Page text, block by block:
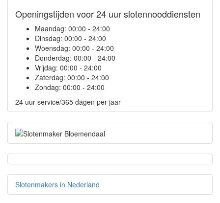
Openingstijden voor 24 uur slotennooddiensten
Maandag: 00:00 - 24:00
Dinsdag: 00:00 - 24:00
Woensdag: 00:00 - 24:00
Donderdag: 00:00 - 24:00
Vrijdag: 00:00 - 24:00
Zaterdag: 00:00 - 24:00
Zondag: 00:00 - 24:00
24 uur service/365 dagen per jaar
Slotenmakers in Nederland